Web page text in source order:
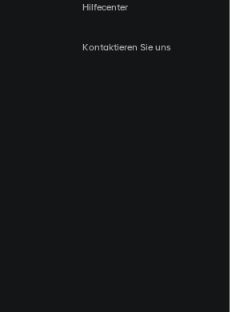
Hilfecenter
Kontaktieren Sie uns